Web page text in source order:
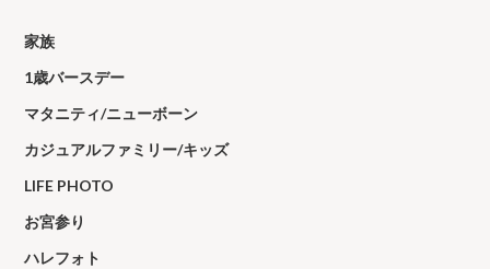
家族
1歳バースデー
マタニティ/ニューボーン
カジュアルファミリー/キッズ
LIFE PHOTO
お宮参り
ハレフォト